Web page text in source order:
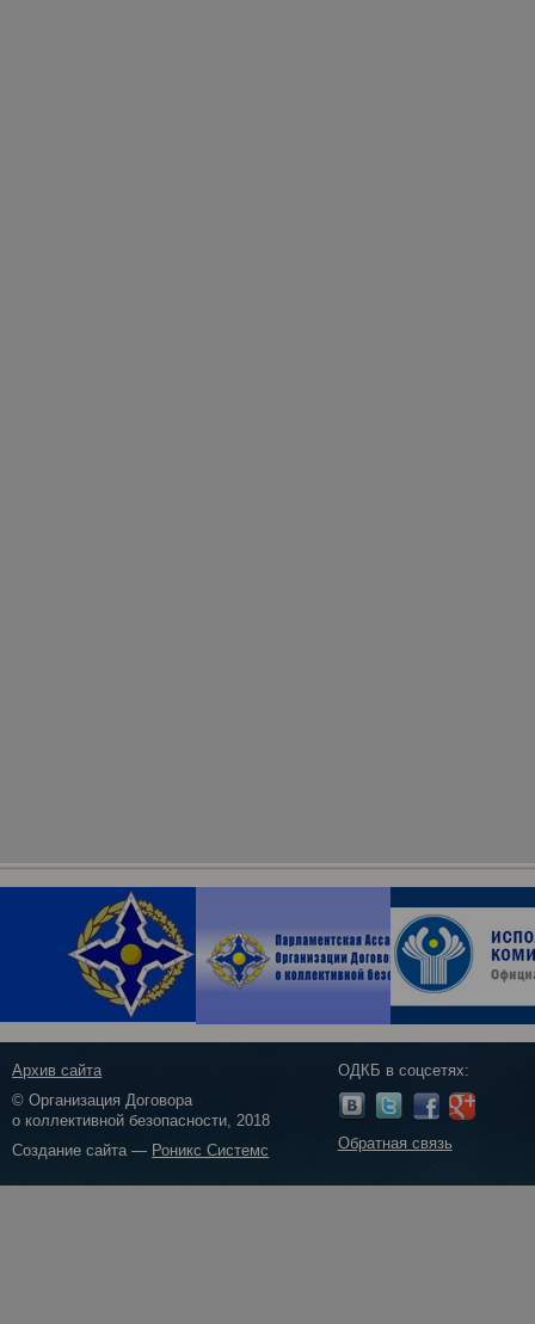
Архив сайта
© Организация Договора
о коллективной безопасности, 2018
Создание сайта — Роникс Системс
ОДКБ в соцсетях:
Обратная связь